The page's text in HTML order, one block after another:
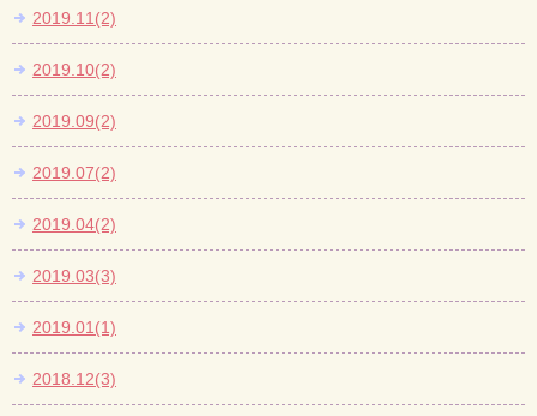
2019.11(2)
2019.10(2)
2019.09(2)
2019.07(2)
2019.04(2)
2019.03(3)
2019.01(1)
2018.12(3)